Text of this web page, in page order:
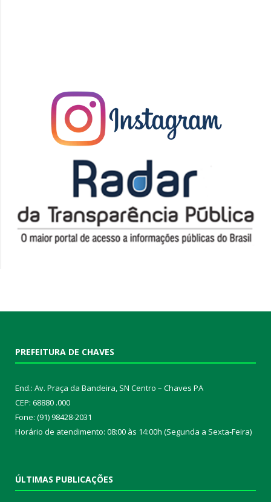
PREFEITURA DE CHAVES
End.: Av. Praça da Bandeira, SN Centro – Chaves PA
CEP: 68880 .000
Fone: (91) 98428-2031
Horário de atendimento: 08:00 às 14:00h (Segunda a Sexta-Feira)
ÚLTIMAS PUBLICAÇÕES